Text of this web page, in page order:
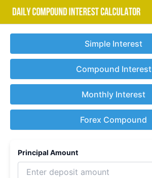
Skip
Simple Interest
Compound Interest
Monthly Interest
Forex Compound
Principal Amount